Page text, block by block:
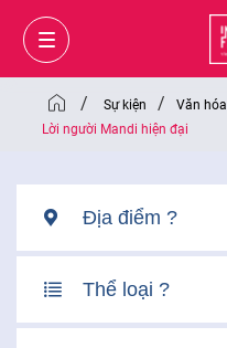
/ Sự kiện / Văn hóa
Lời người Mandi hiện đại